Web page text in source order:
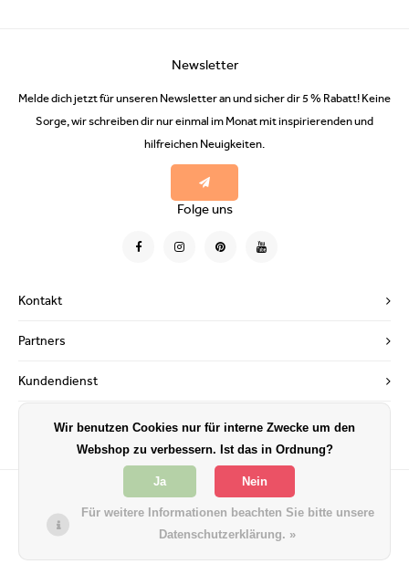
Kontakt
Newsletter
Melde dich jetzt für unseren Newsletter an und sicher dir 5 % Rabatt! Keine
Sorge, wir schreiben dir nur einmal im Monat mit inspirierenden und
hilfreichen Neuigkeiten.
Folge uns
Partners
Kundendienst
Mein KontoWir benutzen Cookies nur für interne Zwecke um den
Webshop zu verbessern. Ist das in Ordnung?
Ja Nein
Für weitere Informationen beachten Sie bitte unsere
Datenschutzerklärung. »